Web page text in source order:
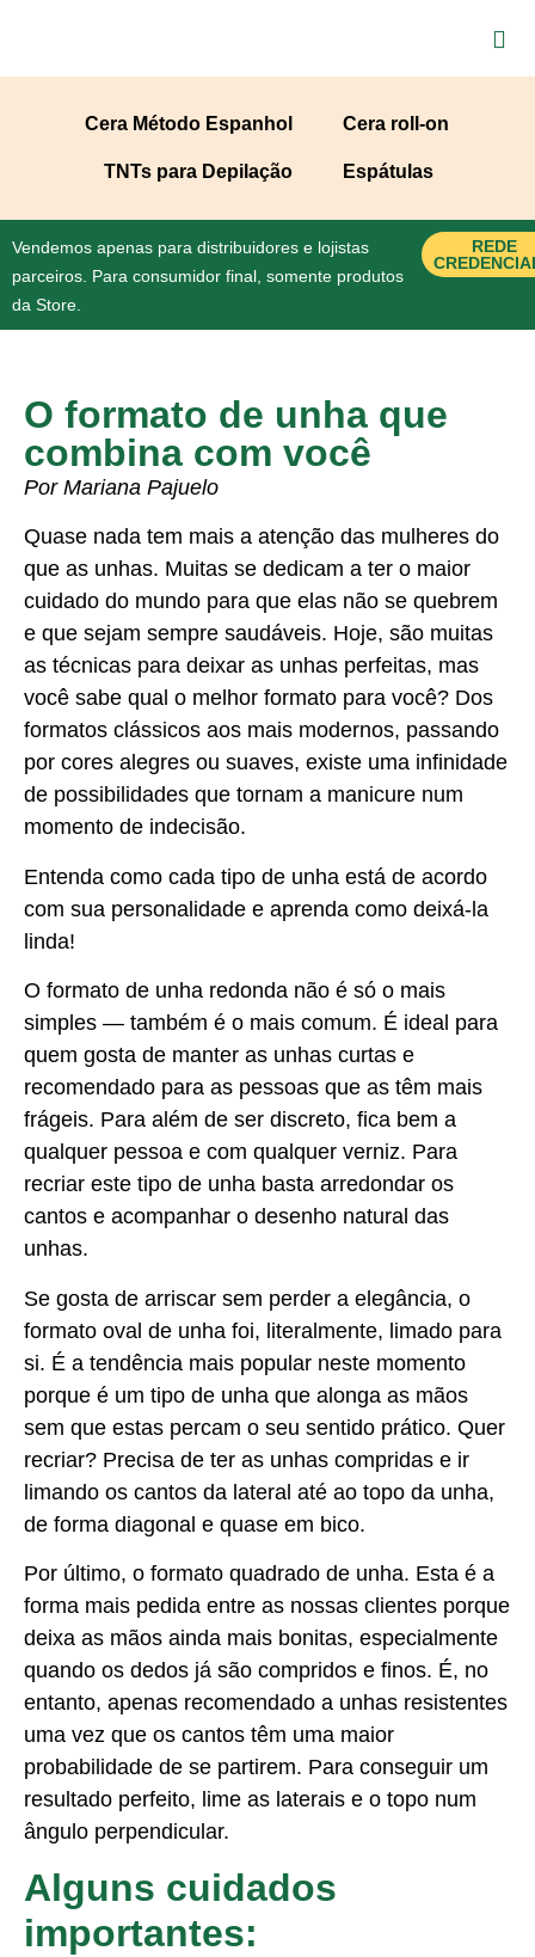
Cera Método Espanhol Cera roll-on
TNTs para Depilação Espátulas
Vendemos apenas para distribuidores e lojistas
parceiros. Para consumidor final, somente produtos
da Store.
REDE
O formato de unha que
combina com você
Por Mariana Pajuelo
Quase nada tem mais a atenção das mulheres do
que as unhas. Muitas se dedicam a ter o maior
cuidado do mundo para que elas não se quebrem
e que sejam sempre saudáveis. Hoje, são muitas
as técnicas para deixar as unhas perfeitas, mas
você sabe qual o melhor formato para você? Dos
formatos clássicos aos mais modernos, passando
por cores alegres ou suaves, existe uma infinidade
de possibilidades que tornam a manicure num
momento de indecisão.
Entenda como cada tipo de unha está de acordo
com sua personalidade e aprenda como deixá-la
linda!
O formato de unha redonda não é só o mais
simples — também é o mais comum. É ideal para
quem gosta de manter as unhas curtas e
recomendado para as pessoas que as têm mais
frágeis. Para além de ser discreto, fica bem a
qualquer pessoa e com qualquer verniz. Para
recriar este tipo de unha basta arredondar os
cantos e acompanhar o desenho natural das
unhas.
Se gosta de arriscar sem perder a elegância, o
formato oval de unha foi, literalmente, limado para
si. É a tendência mais popular neste momento
porque é um tipo de unha que alonga as mãos
sem que estas percam o seu sentido prático. Quer
recriar? Precisa de ter as unhas compridas e ir
limando os cantos da lateral até ao topo da unha,
de forma diagonal e quase em bico.
Por último, o formato quadrado de unha. Esta é a
forma mais pedida entre as nossas clientes porque
deixa as mãos ainda mais bonitas, especialmente
quando os dedos já são compridos e finos. É, no
entanto, apenas recomendado a unhas resistentes
uma vez que os cantos têm uma maior
probabilidade de se partirem. Para conseguir um
resultado perfeito, lime as laterais e o topo num
ângulo perpendicular.
Alguns cuidados
importantes: